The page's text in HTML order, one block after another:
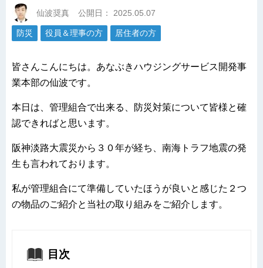
仙波奨真 公開日： 2025.05.07
防災 役員＆理事の方 居住者の方
皆さんこんにちは。あなぶきハウジングサービス開発事
業本部の仙波です。
本日は、管理組合で出来る、防災対策について皆様と確
認できればと思います。
阪神淡路大震災から３０年が経ち、南海トラフ地震の発
生も言われております。
私が管理組合にて準備していたほうが良いと感じた２つ
の物品のご紹介と当社の取り組みをご紹介します。
目次